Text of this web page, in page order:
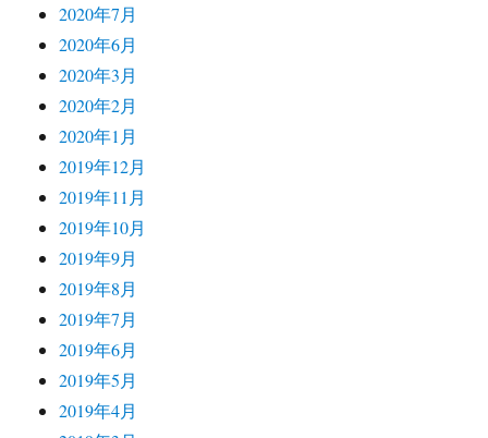
2020年7月
2020年6月
2020年3月
2020年2月
2020年1月
2019年12月
2019年11月
2019年10月
2019年9月
2019年8月
2019年7月
2019年6月
2019年5月
2019年4月